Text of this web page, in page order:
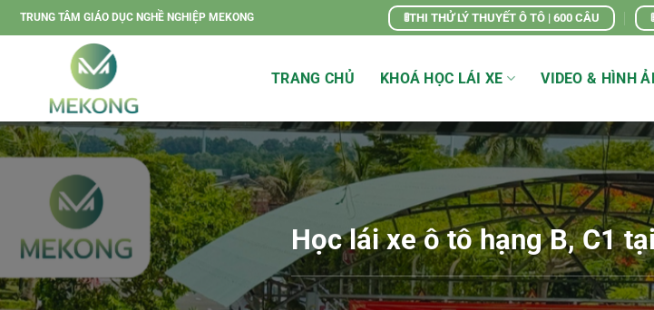
Chuyển
đến
TRUNG TÂM GIÁO DỤC NGHỀ NGHIỆP MEKONG 🚦THI THỬ LÝ THUYẾT Ô TÔ | 600 CÂU
TRANG CHỦ KHOÁ HỌC LÁI XE VIDEO & HÌNH
Học lái xe ô tô hạng B, C1